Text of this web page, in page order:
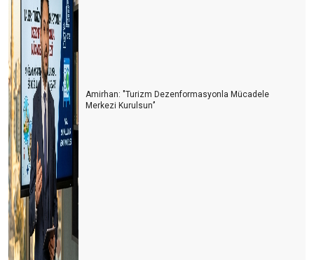
Amirhan: "Turizm Dezenformasyonla Mücadele
Merkezi Kurulsun’’